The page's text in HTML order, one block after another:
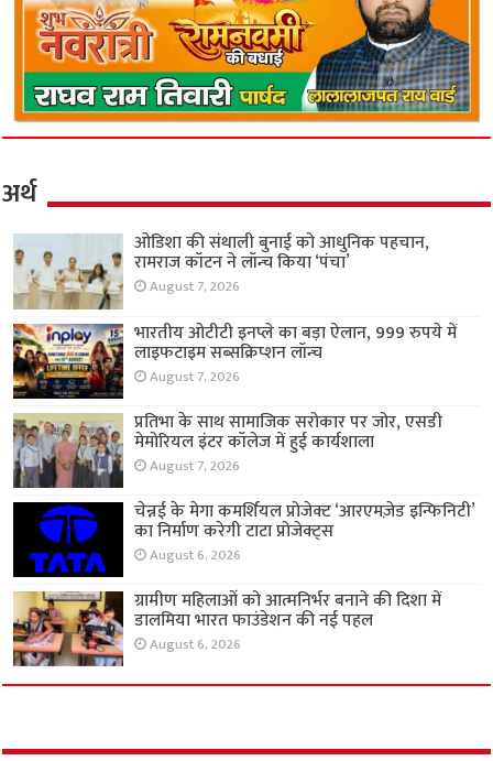
अर्थ
ओडिशा की संथाली बुनाई को आधुनिक पहचान,
रामराज कॉटन ने लॉन्च किया ‘पंचा’
August 7, 2026
भारतीय ओटीटी इनप्ले का बड़ा ऐलान, 999 रुपये में
लाइफटाइम सब्सक्रिप्शन लॉन्च
August 7, 2026
प्रतिभा के साथ सामाजिक सरोकार पर जोर, एसडी
मेमोरियल इंटर कॉलेज में हुई कार्यशाला
August 7, 2026
चेन्नई के मेगा कमर्शियल प्रोजेक्ट ‘आरएमज़ेड इन्फिनिटी’
का निर्माण करेगी टाटा प्रोजेक्ट्स
August 6, 2026
ग्रामीण महिलाओं को आत्मनिर्भर बनाने की दिशा में
डालमिया भारत फाउंडेशन की नई पहल
August 6, 2026